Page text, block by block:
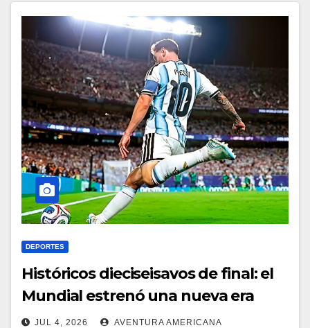
DEPORTES
Históricos dieciseisavos de final: el
Mundial estrenó una nueva era
JUL 4, 2026 AVENTURA AMERICANA